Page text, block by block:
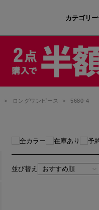
カテゴリー
> ロングワンピース > 5680-4
全カラー 在庫あり 予
並び替え